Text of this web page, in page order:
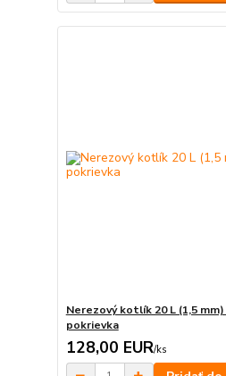
Nerezový kotlík 20 L (1,5
pokrievka
128,00 EUR/ks